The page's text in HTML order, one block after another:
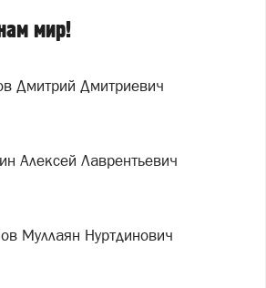
мир!
Дмитрий Дмитриевич
Алексей Лаврентьевич
Муллаян Нуртдинович